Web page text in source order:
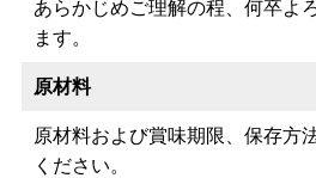
あらかじめご理解の程、何卒よ
ます。
原材料
原材料および賞味期限、保存方
ください。